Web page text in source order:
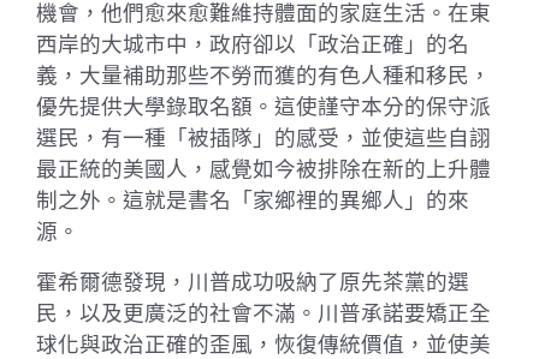
機會，他們愈來愈難維持體面的家庭生活。在東
西岸的大城市中，政府卻以「政治正確」的名
義，大量補助那些不勞而獲的有色人種和移民，
優先提供大學錄取名額。這使謹守本分的保守派
選民，有一種「被插隊」的感受，並使這些自詡
最正統的美國人，感覺如今被排除在新的上升體
制之外。這就是書名「家鄉裡的異鄉人」的來
源。
霍希爾德發現，川普成功吸納了原先茶黨的選
民，以及更廣泛的社會不滿。川普承諾要矯正全
球化與政治正確的歪風，恢復傳統價值，並使美